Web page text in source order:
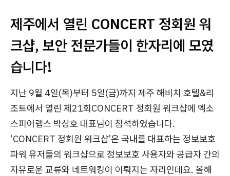
제주에서 열린 CONCERT 정회원 워
크샵, 보안 전문가들이 한자리에 모였
습니다!
지난 9월 4일(목)부터 5일(금)까지 제주 해비치 호텔&리
조트에서 열린 제21회CONCERT 정회원 워크샵에 엑소
스피어랩스 박상호 대표님이 참석하였습니다.
‘CONCERT 정회원 워크샵’은 국내를 대표하는 정보보호
파워 유저들의 워크샵으로 정보보호 사용자와 공급자 간의
자유로운 교류와 네트워킹이 이뤄지는 자리인데요. 올해